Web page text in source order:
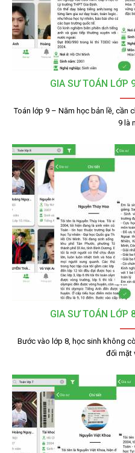
GIA SƯ TOÁN LỚP
Toán lớp 9 – Năm học bản lề, cần
9 là
GIA SƯ TOÁN LỚP
Bước vào lớp 8, học sinh không
đối mặt